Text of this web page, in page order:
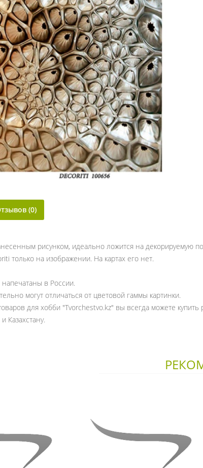
(0)
рисунком, идеально ложится на декорируемую
только на изображении. На картах его нет.
напечатаны в России.
могут отличаться от цветовой гаммы картинки.
для хобби "Tvorchestvo.kz" вы всегда можете
Казахстану.